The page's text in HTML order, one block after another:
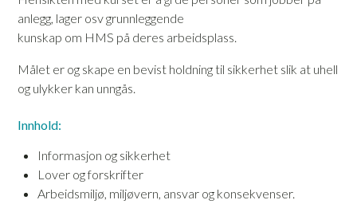
anlegg, lager osv grunnleggende
kunskap om HMS på deres arbeidsplass.
Målet er og skape en bevist holdning til sikkerhet slik at uhell
og ulykker kan unngås.
Innhold:
Informasjon og sikkerhet
Lover og forskrifter
Arbeidsmiljø, miljøvern, ansvar og konsekvenser.